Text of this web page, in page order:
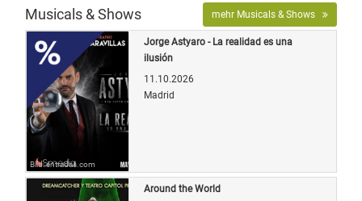
Musicals & Shows mehr Musicals & Shows
Bild: entradas.com
Jorge Astyaro - La realidad es una
ilusión
11.10.2026
Madrid
Around the World